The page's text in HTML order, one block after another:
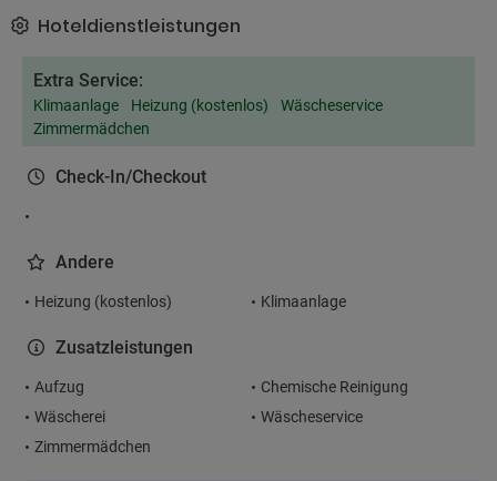
Hoteldienstleistungen
Extra Service:
Klimaanlage Heizung (kostenlos)
Wäscheservice
Zimmermädchen
Check-In/Checkout
Andere
Heizung (kostenlos) Klimaanlage
Zusatzleistungen
Aufzug
Chemische Reinigung
Wäscherei
Wäscheservice
Zimmermädchen